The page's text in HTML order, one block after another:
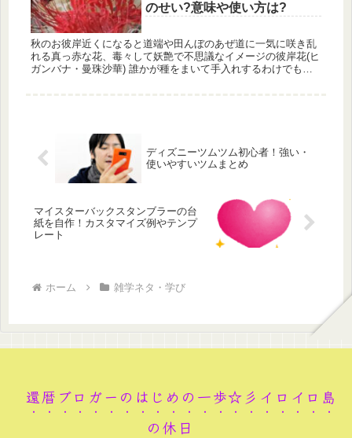
のせい?意味や使い方は?
秋のお彼岸近くになると道端や田んぼのあぜ道に一気に咲き乱
れる真っ赤な花、毒々して妖艶で不思議なイメージの彼岸花(ヒ
ガンバナ・曼珠沙華) 誰かが種をまいて手入れするわけでもな
ディズニーツムツム初心者！強い・
使いやすいツムまとめ
マイスターバックスタンブラーの台
紙を自作！カスタマイズ例やテンプ
レート
ホーム 雑学ネタ・学び
還暦ブロガーのはじめの一歩☆彡イロイロ島
の休日